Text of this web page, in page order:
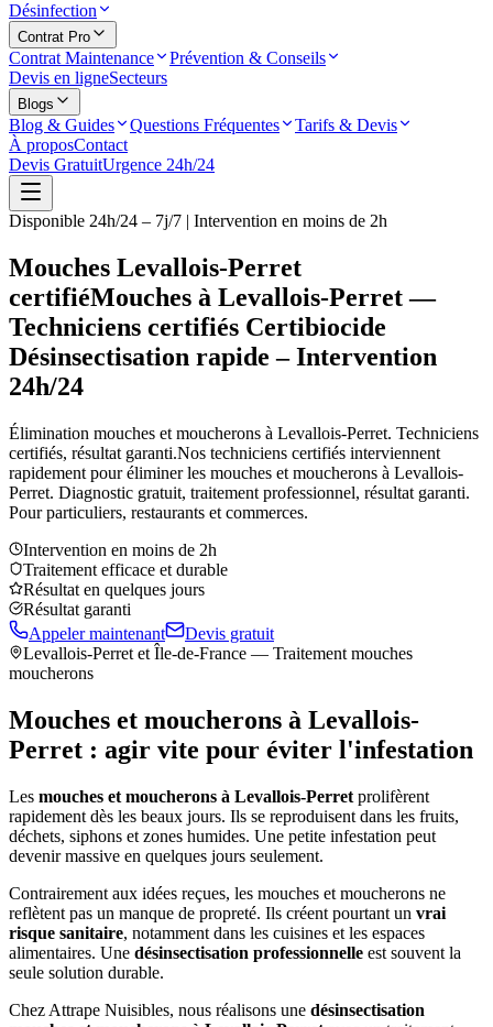
Désinfection
Contrat Pro
Contrat Maintenance
Prévention & Conseils
Devis en ligneSecteurs
Blogs
Blog & Guides Questions Fréquentes
Tarifs & Devis
À proposContact
Devis GratuitUrgence 24h/24
Disponible 24h/24 – 7j/7 | Intervention en moins de 2h
Mouches Levallois-Perret
certifiéMouches à Levallois-Perret —
Techniciens certifiés Certibiocide
Désinsectisation rapide – Intervention
24h/24
Élimination mouches et moucherons à Levallois-Perret. Techniciens
certifiés, résultat garanti.Nos techniciens certifiés interviennent
rapidement pour éliminer les mouches et moucherons à Levallois-
Perret. Diagnostic gratuit, traitement professionnel, résultat garanti.
Pour particuliers, restaurants et commerces.
Intervention en moins de 2h
Traitement efficace et durable
Résultat en quelques jours
Résultat garanti
Appeler maintenant
Devis gratuit
Levallois-Perret et Île-de-France — Traitement mouches
moucherons
Mouches et moucherons à Levallois-
Perret : agir vite pour éviter l'infestation
Les mouches et moucherons à Levallois-Perret prolifèrent
rapidement dès les beaux jours. Ils se reproduisent dans les fruits,
déchets, siphons et zones humides. Une petite infestation peut
devenir massive en quelques jours seulement.
Contrairement aux idées reçues, les mouches et moucherons ne
reflètent pas un manque de propreté. Ils créent pourtant un vrai
risque sanitaire, notamment dans les cuisines et les espaces
alimentaires. Une désinsectisation professionnelle est souvent la
seule solution durable.
Chez Attrape Nuisibles, nous réalisons une désinsectisation